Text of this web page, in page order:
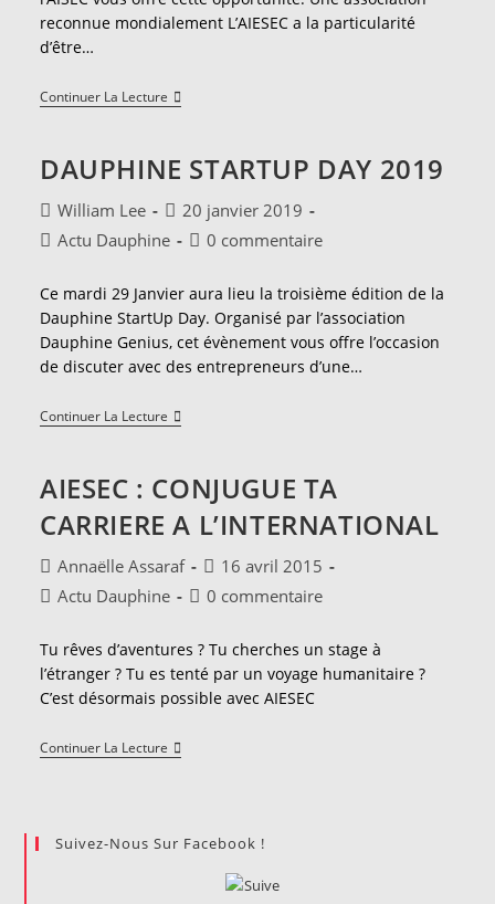
reconnue mondialement L’AIESEC a la particularité
d’être…
Continuer La LectureAIESEC-
Dauphine
Stages
Et
Voyages
DAUPHINE STARTUP DAY 2019
Auteur/autrice
de
William Lee
Publication
publiée :
20 janvier 2019
PostActu Dauphine
Commentaires
publication :
0 commentaire
Ce mardi 29 Janvier aura lieu la troisième édition de la
Dauphine StartUp Day. Organisé par l’association
Dauphine Genius, cet évènement vous offre l’occasion
de discuter avec des entrepreneurs d’une…
Continuer La LectureDauphine
StartUp
AIESEC : CONJUGUE TA
CARRIERE A L’INTERNATIONAL
Auteur/autrice
de
Annaëlle Assaraf
Publication
publiée :
16 avril 2015
PostActu Dauphine
Commentaires
la
publication :
0 commentaire
Tu rêves d’aventures ? Tu cherches un stage à
l’étranger ? Tu es tenté par un voyage humanitaire ?
C’est désormais possible avec AIESEC
Continuer La LectureAIESEC
:
L’INTERNATIONAL
Suivez-Nous Sur Facebook !